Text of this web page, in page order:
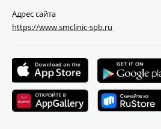
Адрес сайта
https://www.smclinic-spb.ru